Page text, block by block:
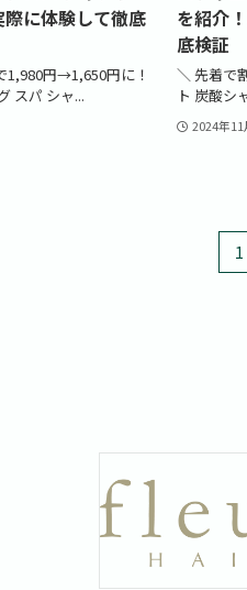
に体験して徹底
1,980円→1,650円に！
スパ シャ...
を紹介
底検証
＼ 先着で
ト 炭酸シ
2024年11
1